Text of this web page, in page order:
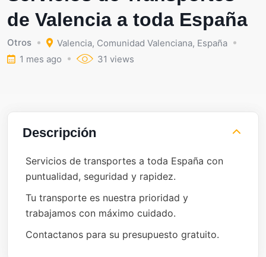
de Valencia a toda España
Otros Valencia, Comunidad Valenciana, España
1 mes ago
31 views
Descripción
Servicios de transportes a toda España con
puntualidad, seguridad y rapidez.
Tu transporte es nuestra prioridad y
trabajamos con máximo cuidado.
Contactanos para su presupuesto gratuito.